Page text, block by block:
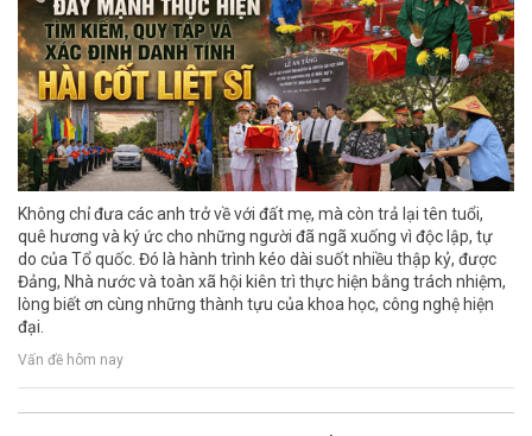
Không chỉ đưa các anh trở về với đất mẹ, mà còn trả lại tên tuổi,
quê hương và ký ức cho những người đã ngã xuống vì độc lập, tự
do của Tổ quốc. Đó là hành trình kéo dài suốt nhiều thập kỷ, được
Đảng, Nhà nước và toàn xã hội kiên trì thực hiện bằng trách nhiệm,
lòng biết ơn cùng những thành tựu của khoa học, công nghệ hiện
đại.
Vấn đề hôm nay